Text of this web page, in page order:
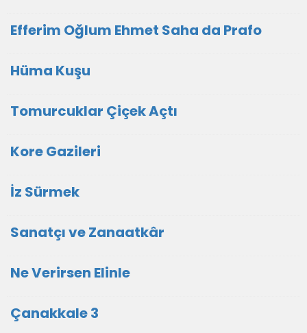
Efferim Oğlum Ehmet Saha da Prafo
Hüma Kuşu
Tomurcuklar Çiçek Açtı
Kore Gazileri
İz Sürmek
Sanatçı ve Zanaatkâr
Ne Verirsen Elinle
Çanakkale 3